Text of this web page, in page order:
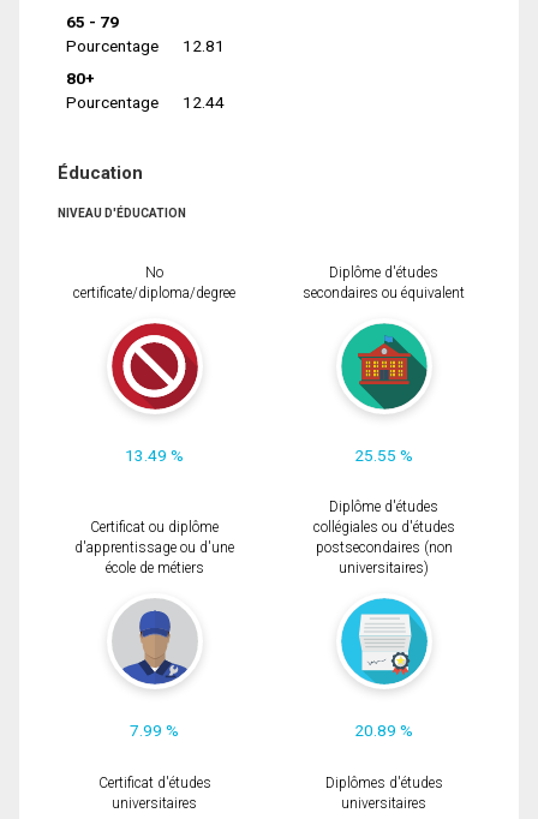
65 - 79
Pourcentage
12.81
80+
Pourcentage
12.44
Éducation
NIVEAU D'ÉDUCATION
No
certificate/diploma/degree
13.49 %
Diplôme d'études
secondaires ou équivalent
25.55 %
Certificat ou diplôme
d'apprentissage ou d'une
école de métiers
7.99 %
Diplôme d'études
collégiales ou d'études
postsecondaires (non
universitaires)
20.89 %
Certificat d'études
universitaires
Diplômes d'études
universitaires